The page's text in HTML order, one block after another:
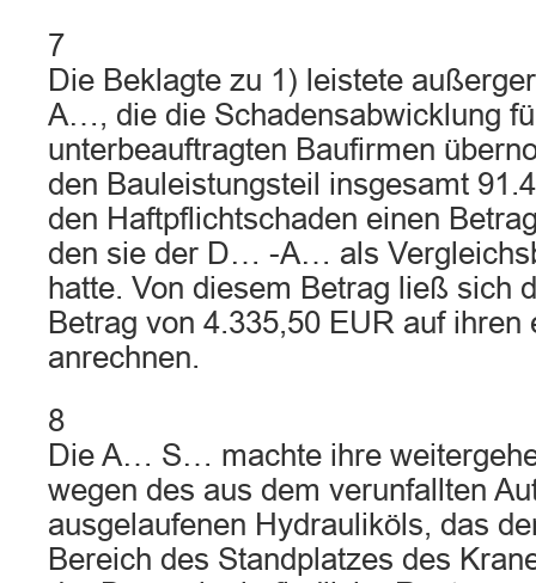
7
Die Beklagte zu 1) leistete
A…, die die Schadensabwicklung
unterbeauftragten Baufirmen
den Bauleistungsteil insgesamt
den Haftpflichtschaden einen
den sie der D… -A… als
hatte. Von diesem Betrag ließ
Betrag von 4.335,50 EUR auf ihren
anrechnen.
8
Die A… S… machte ihre
wegen des aus dem verunfallten
ausgelaufenen Hydrauliköls, das
Bereich des Standplatzes des